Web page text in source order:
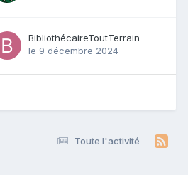
BibliothécaireToutTerrain
le 9 décembre 2024
Toute l'activité